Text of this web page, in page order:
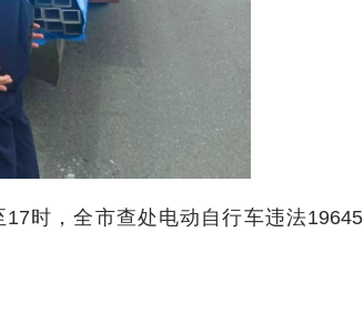
时，全市查处电动自行车违法19645